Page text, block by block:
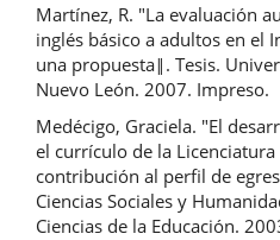
Martínez, R. "La evaluación
inglés básico a adultos en el
una propuesta‖. Tesis.
Nuevo León. 2007. Impreso.
Medécigo, Graciela. "El
el currículo de la Licenciatura
contribución al perfil de
Ciencias Sociales y
Ciencias de la Educación.